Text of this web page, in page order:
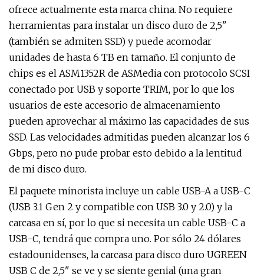
ofrece actualmente esta marca china. No requiere
herramientas para instalar un disco duro de 2,5"
(también se admiten SSD) y puede acomodar
unidades de hasta 6 TB en tamaño. El conjunto de
chips es el ASM1352R de ASMedia con protocolo SCSI
conectado por USB y soporte TRIM, por lo que los
usuarios de este accesorio de almacenamiento
pueden aprovechar al máximo las capacidades de sus
SSD. Las velocidades admitidas pueden alcanzar los 6
Gbps, pero no pude probar esto debido a la lentitud
de mi disco duro.
El paquete minorista incluye un cable USB-A a USB-C
(USB 3.1 Gen 2 y compatible con USB 3.0 y 2.0) y la
carcasa en sí, por lo que si necesita un cable USB-C a
USB-C, tendrá que compra uno. Por sólo 24 dólares
estadounidenses, la carcasa para disco duro UGREEN
USB C de 2,5" se ve y se siente genial (una gran